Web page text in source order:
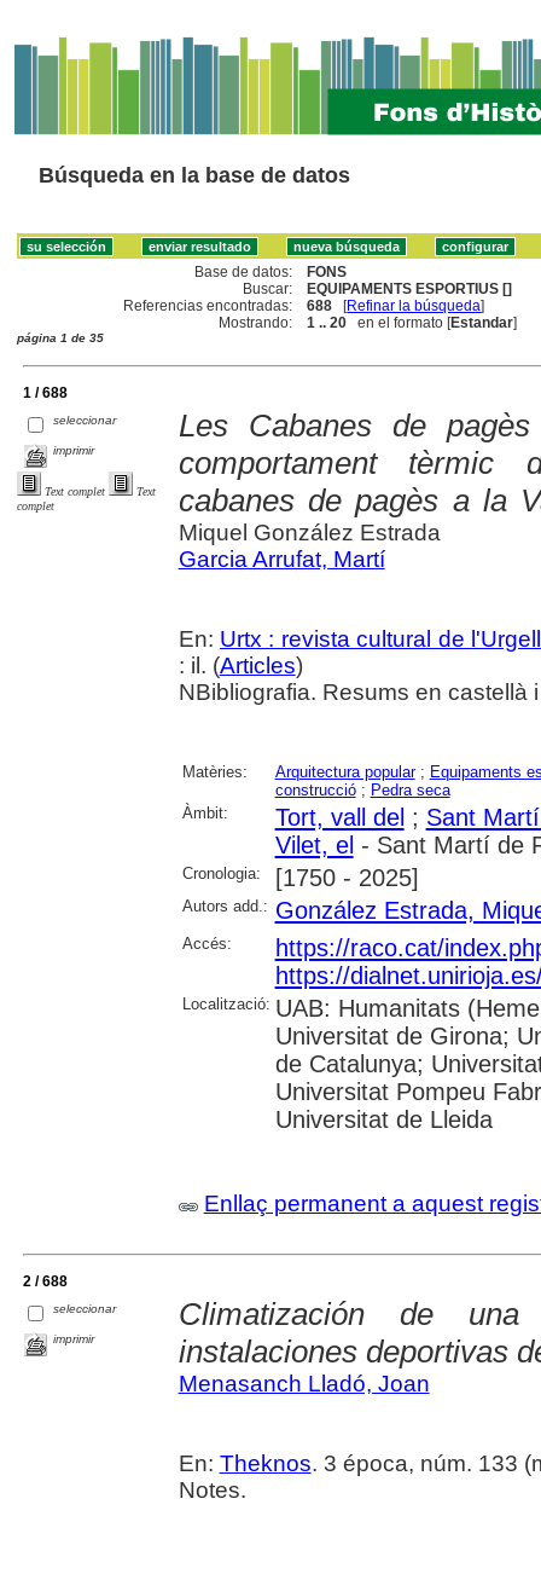
Búsqueda en la base de datos
Base de datos:
FONS
Buscar:
EQUIPAMENTS ESPORTIUS []
Referencias encontradas:
688 [Refinar la búsqueda]
Mostrando:
1 .. 20 en el formato [Estandar]
página 1 de 35
1 / 688
seleccionar
imprimir
Text complet
Text
complet
Les Cabanes de
comportament tèrmic
cabanes de pagès a la
Miquel González Estrada
Garcia Arrufat, Martí
En: Urtx : revista cultural de l'Urgell
: il. (Articles)
NBibliografia. Resums en castellà
Matèries: Arquitectura popular; Equipaments
construcció; Pedra seca
Àmbit:
Tort, vall del ; Sant
Vilet, el - Sant Martí de
Cronologia: [1750 - 2025]
Autors add.: González Estrada,
Accés:
https://raco.cat/
https://
Localització: UAB: Humanitats
Universitat de Girona;
de Catalunya;
Universitat Pompeu
Universitat de Lleida
Enllaç permanent a aquest
2 / 688
seleccionar
imprimir
Climatización de
instalaciones deportivas
Menasanch Lladó, Joan
En: Theknos. 3 época, núm. 133
Notes.